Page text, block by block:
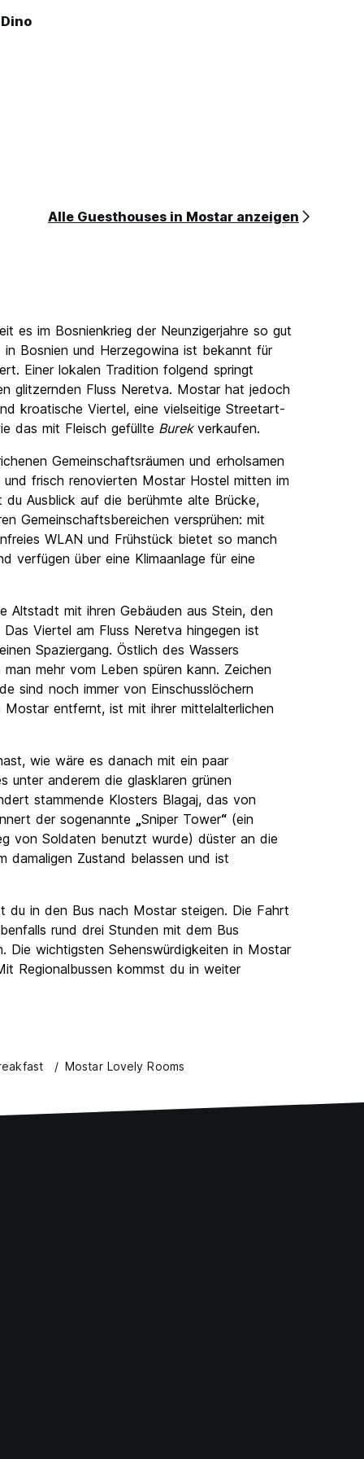
Alle Guesthouses in Mostar anzeigen
es im Bosnienkrieg der Neunzigerjahre so gut
Bosnien und Herzegowina ist bekannt für
Einer lokalen Tradition folgend springt
glitzernden Fluss Neretva. Mostar hat jedoch
kroatische Viertel, eine vielseitige Streetart-
das mit Fleisch gefüllte Burek verkaufen.
Gemeinschaftsräumen und erholsamen
frisch renovierten Mostar Hostel mitten im
Ausblick auf die berühmte alte Brücke,
Gemeinschaftsbereichen versprühen: mit
WLAN und Frühstück bietet so manch
verfügen über eine Klimaanlage für eine
mit ihren Gebäuden aus Stein, den
Viertel am Fluss Neretva hingegen ist
Spaziergang. Östlich des Wassers
mehr vom Leben spüren kann. Zeichen
sind noch immer von Einschusslöchern
entfernt, ist mit ihrer mittelalterlichen
wie wäre es danach mit ein paar
unter anderem die glasklaren grünen
stammende Klosters Blagaj, das von
der sogenannte „Sniper Tower“ (ein
von Soldaten benutzt wurde) düster an die
damaligen Zustand belassen und ist
du in den Bus nach Mostar steigen. Die Fahrt
rund drei Stunden mit dem Bus
wichtigsten Sehenswürdigkeiten in Mostar
Regionalbussen kommst du in weiter
Mostar Lovely Rooms